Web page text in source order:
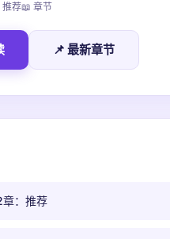
推荐📖 章节
📌 最新章节
章：推荐